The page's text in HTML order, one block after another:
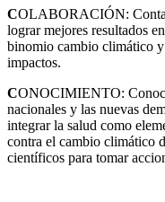
COLABORACIÓN:
lograr mejores resultados
binomio cambio climático
impactos.
CONOCIMIENTO:
nacionales y las nuevas
integrar la salud como
contra el cambio climático
científicos para tomar